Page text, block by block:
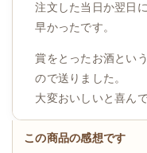
注文した当日か翌日
早かったです。
賞をとったお酒とい
ので送りました。
大変おいしいと喜ん
この商品の感想です